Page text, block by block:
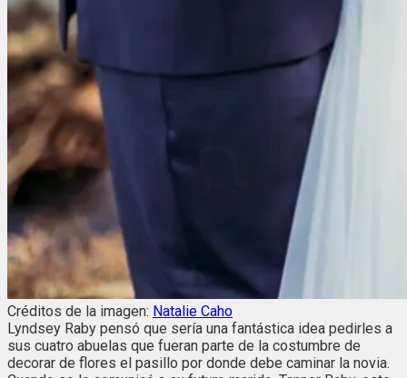
Créditos de la imagen: Natalie Caho
Lyndsey Raby pensó que sería una fantástica idea pedirles a
sus cuatro abuelas que fueran parte de la costumbre de
decorar de flores el pasillo por donde debe caminar la novia.